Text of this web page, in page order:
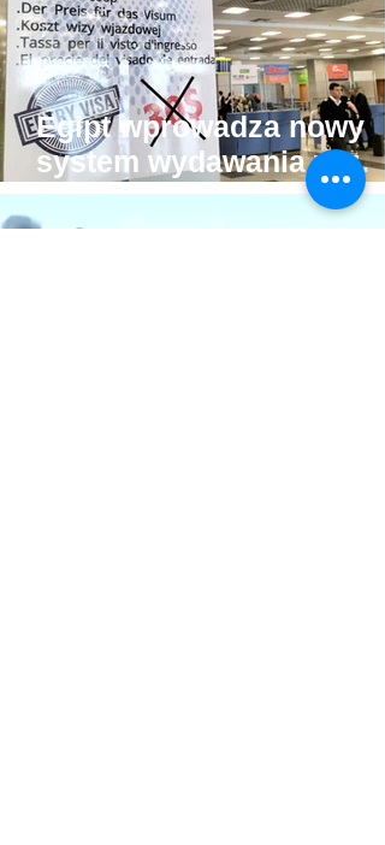
Egipt wprowadza nowy
system wydawania wiz.
Będzie drożej!